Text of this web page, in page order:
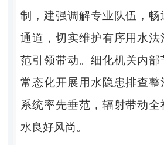
制，建强调解专业队伍，
通道，切实维护有序用水法
范引领带动。 细化机关内部
常态化开展用水隐患排查整
系统率先垂范，辐射带动全
水良好风尚。